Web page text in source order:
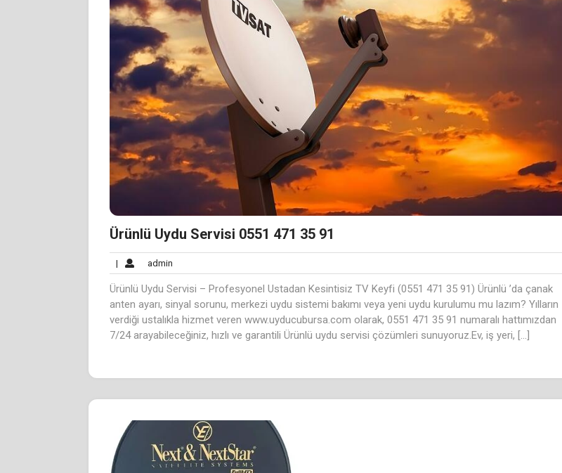
Ürünlü Uydu Servisi 0551 471 35 91
| admin
Ürünlü Uydu Servisi – Profesyonel Ustadan Kesintisiz TV Keyfi (0551 471 35 91) Ürünlü ’da çanak
anten ayarı, sinyal sorunu, merkezi uydu sistemi bakımı veya yeni uydu kurulumu mu lazım? Yılların
verdiği ustalıkla hizmet veren www.uyducubursa.com olarak, 0551 471 35 91 numaralı hattımızdan
7/24 arayabileceğiniz, hızlı ve garantili Ürünlü uydu servisi çözümleri sunuyoruz.Ev, iş yeri, […]